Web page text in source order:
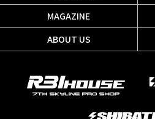
MAGAZINE
ABOUT US